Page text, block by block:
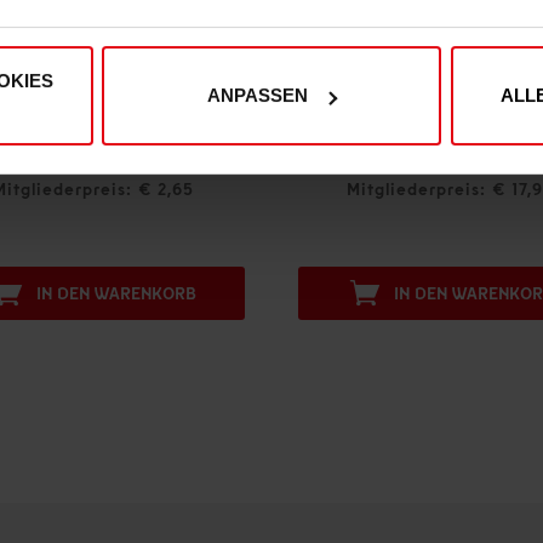
ANPASSEN
€ 2,65
IN DEN WARENKORB
Mitgliederpreis: €
IN DEN